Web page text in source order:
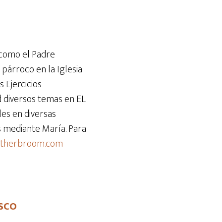
para
el
el Padre
en la Iglesia
Ejercicios
temas en EL
en diversas
María. Para